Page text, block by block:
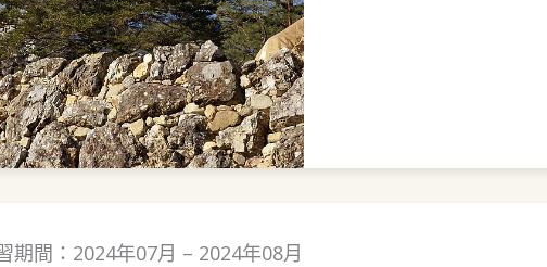
期間：2024年07月 – 2024年08月